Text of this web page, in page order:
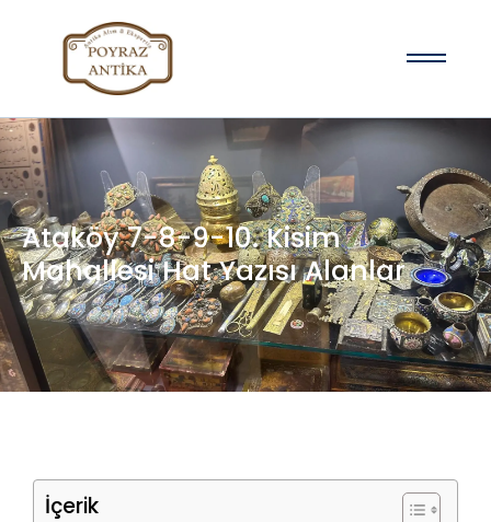
Ataköy 7-8-9-10. Kisim
Mahallesi Hat Yazısı Alanlar
İçerik